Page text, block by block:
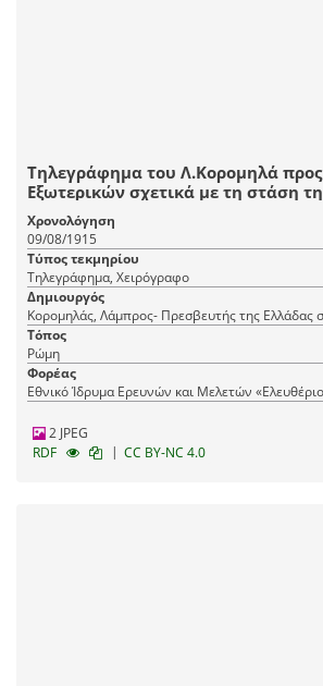
Τηλεγράφημα του Λ.Κορομηλά προς
Εξωτερικών σχετικά με τη στάση
απέναντι στην κατάσταση στη
Χρονολόγηση
09/08/1915
Τύπος τεκμηρίου
Τηλεγράφημα, Χειρόγραφο
Δημιουργός
Τόπος
Ρώμη
Φορέας
Εθνικό Ίδρυμα Ερευνών και Μελετών
2 JPEG
RDF
| CC BY-NC 4.0